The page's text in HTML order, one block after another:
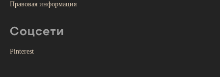
Правовая информация
Соцсети
Pinterest